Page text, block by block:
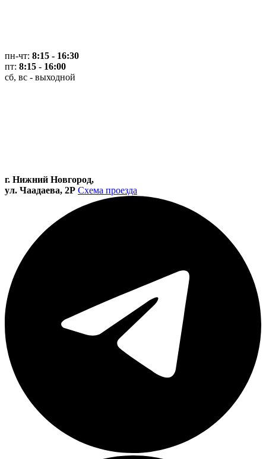
пн-чт: 8:15 - 16:30
пт: 8:15 - 16:00
сб, вс - выходной
г. Нижний Новгород,
ул. Чаадаева, 2Р Схема проезда